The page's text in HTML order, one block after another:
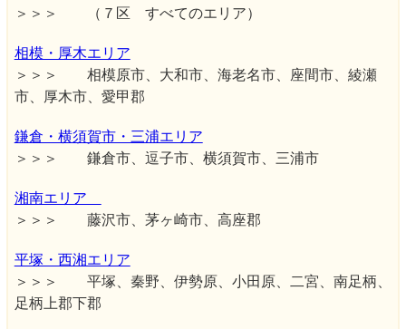
＞＞＞ （７区 すべてのエリア）
相模・厚木エリア
＞＞＞ 相模原市、大和市、海老名市、座間市、綾瀬
市、厚木市、愛甲郡
鎌倉・横須賀市・三浦エリア
＞＞＞ 鎌倉市、逗子市、横須賀市、三浦市
湘南エリア
＞＞＞ 藤沢市、茅ヶ崎市、高座郡
平塚・西湘エリア
＞＞＞ 平塚、秦野、伊勢原、小田原、二宮、南足柄、
足柄上郡下郡